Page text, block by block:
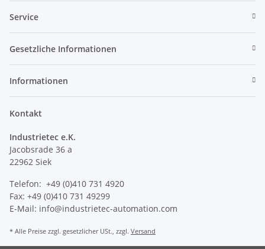
Service
Gesetzliche Informationen
Informationen
Kontakt
Industrietec e.K.
Jacobsrade 36 a
22962 Siek
Telefon: +49 (0)410 731 4920
Fax: +49 (0)410 731 49299
E-Mail: info@industrietec-automation.com
* Alle Preise zzgl. gesetzlicher USt., zzgl. Versand